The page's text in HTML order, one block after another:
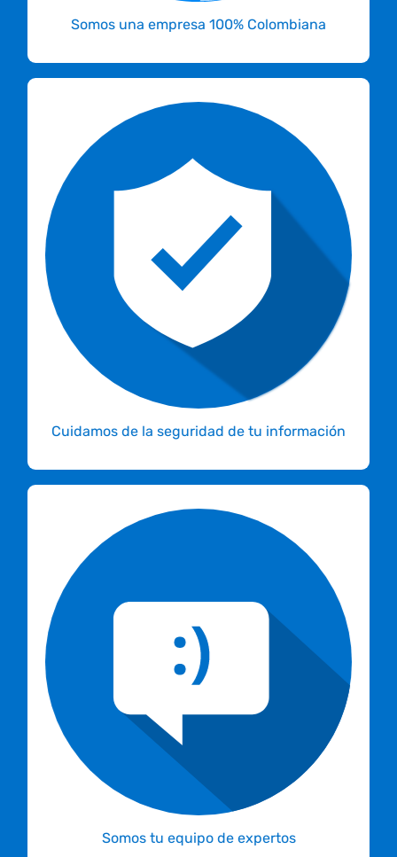
Somos una empresa 100% Colombiana
Cuidamos de la seguridad de tu información
Nuestra nube está ubicada en un
datacenter Tier III
controles de acceso que junto a la protección
de datos del Habeas data colombiano
garantizan la tranquilidad del manejo de la
información de nuestros clientes.
Somos tu equipo de expertos
Contamos con un equipo de especialistas en
diseño de redes y administración de
servidores. Si necesitas infraestructura para
tu ERP, CRM, CMS o para lo que deseas, ellos
están para ayudarte.